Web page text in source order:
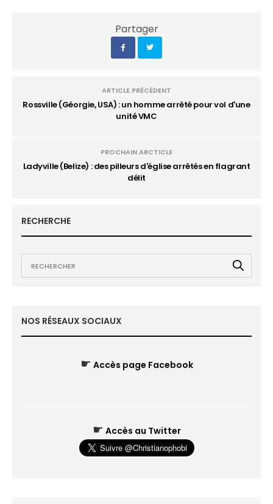
Partager
ARTICLE PRÉCÉDENT
Rossville (Géorgie, USA) : un homme arrêté pour vol d'une
unité VMC
PROCHAIN ARCTICLE
Ladyville (Belize) : des pilleurs d'église arrêtés en flagrant
délit
RECHERCHE
NOS RÉSEAUX SOCIAUX
☛ Accès page Facebook
☛ Accès au Twitter